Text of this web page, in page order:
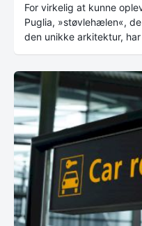
For virkelig at kunne
Puglia, »støvlehælen«,
den unikke arkitektur,